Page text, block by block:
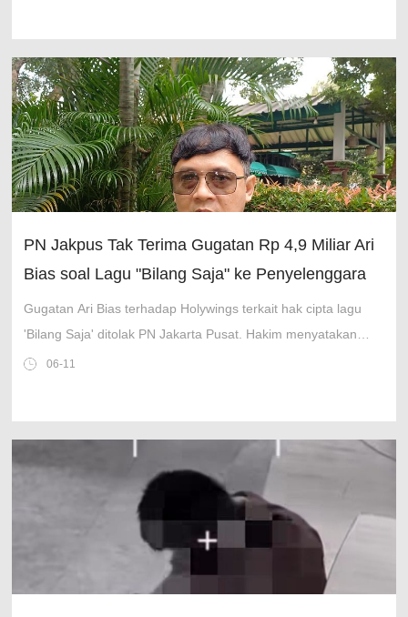
PN Jakpus Tak Terima Gugatan Rp 4,9 Miliar Ari
Bias soal Lagu "Bilang Saja" ke Penyelenggara
Konser
Gugatan Ari Bias terhadap Holywings terkait hak cipta lagu
'Bilang Saja' ditolak PN Jakarta Pusat. Hakim menyatakan
gugatan tidak dapat diterima.
06-11